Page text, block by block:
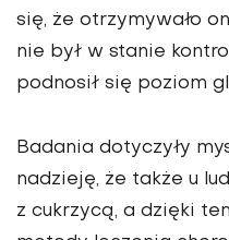
się, że otrzymywało
nie był w stanie
podnosił się poziom
Badania dotyczyły
nadzieję, że także u
z cukrzycą, a dzięki